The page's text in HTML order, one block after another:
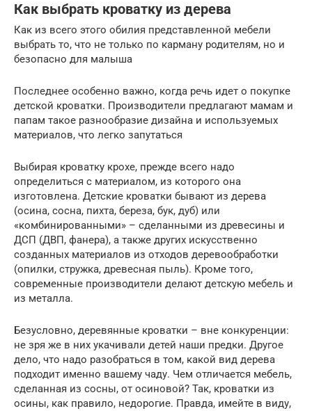
Как выбрать кроватку из дерева
Как из всего этого обилия представленной мебели
выбрать то, что не только по карману родителям, но и
безопасно для малыша
Последнее особенно важно, когда речь идет о покупке
детской кроватки. Производители предлагают мамам и
папам такое разнообразие дизайна и используемых
материалов, что легко запутаться
Выбирая кроватку крохе, прежде всего надо
определиться с материалом, из которого она
изготовлена. Детские кроватки бывают из дерева
(осина, сосна, пихта, береза, бук, дуб) или
«комбинированными» – сделанными из древесины и
ДСП (ДВП, фанера), а также других искусственно
созданных материалов из отходов деревообработки
(опилки, стружка, древесная пыль). Кроме того,
современные производители делают детскую мебель и
из металла.
Безусловно, деревянные кроватки – вне конкуренции:
не зря же в них укачивали детей наши предки. Другое
дело, что надо разобраться в том, какой вид дерева
подходит именно вашему чаду. Чем отличается мебель,
сделанная из сосны, от осиновой? Так, кроватки из
осины, как правило, недорогие. Правда, имейте в виду,